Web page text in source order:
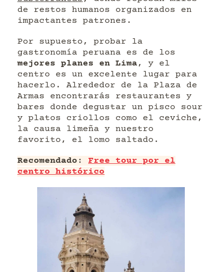
de restos humanos organizados en
impactantes patrones.
Por supuesto, probar la
gastronomía peruana es de los
mejores planes en Lima, y el
centro es un excelente lugar para
hacerlo. Alrededor de la Plaza de
Armas encontrarás restaurantes y
bares donde degustar un pisco sour
y platos criollos como el ceviche,
la causa limeña y nuestro
favorito, el lomo saltado.
Recomendado : Free tour por el
centro histórico